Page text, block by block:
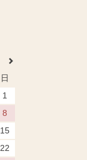
日
1
8
15
22